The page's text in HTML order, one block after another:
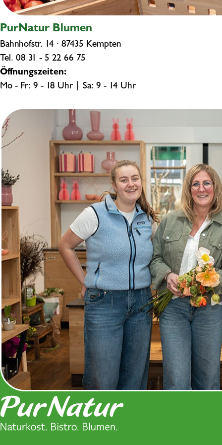
PurNatur Blumen
Bahnhofstr. 14 · 87435 Kempten
Tel. 08 31 - 5 22 66 75
Öffnungszeiten:
Mo - Fr: 9 - 18 Uhr | Sa: 9 - 14 Uhr